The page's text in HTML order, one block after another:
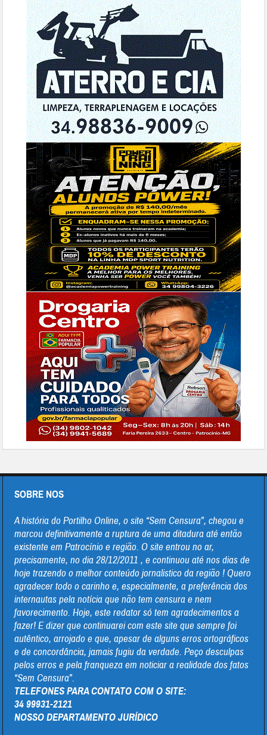
SOBRE NOS
A história do Portilho Online, o site “Sem Censura”, chegou e
marcou definitivamente a ruptura de uma ditadura até então
existente em Patrocínio e região. O site entrou no ar,
precisamente, no dia 28/12/2011 , e continuou até nos dias de
hoje trazendo o melhor conteúdo jornalistico da região ! Quero
agradecer todo o carinho e, especialmente, a preferência dos
internautas pela notícia que não tem censura e nem
favorecimento. Hoje, este redator só tem agradecimentos a
fazer! E dizer que continuarei com este site que sempre foi
autêntico, arrojado e que, apesar de alguns erros ortográficos
e de concordância, jamais fugiu da verdade. Peço desculpas
pelos erros e pela franqueza em noticiar a realidade dos fatos
“Sem Censura”.
TELEFONES PARA CONTATO COM O SITE:
34 99931-2121
NOSSO DEPARTAMENTO JURÍDICO